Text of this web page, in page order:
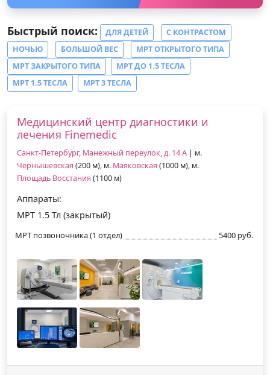
Быстрый поиск: ДЛЯ ДЕТЕЙ
С КОНТРАСТОМ
НОЧЬЮ
БОЛЬШОЙ ВЕС
МРТ ОТКРЫТОГО ТИПА
МРТ ЗАКРЫТОГО ТИПА
МРТ ДО 1.5 ТЕСЛА
МРТ 1.5 ТЕСЛА
МРТ 3 ТЕСЛА
Медицинский центр диагностики и
лечения Finemedic
Санкт-Петербург, Манежный переулок, д. 14 А | м.
Чернышевская (200 м), м. Маяковская (1000 м), м.
Площадь Восстания (1100 м)
Аппараты:
МРТ 1.5 Тл (закрытый)
МРТ позвоночника (1 отдел) 5400 руб.